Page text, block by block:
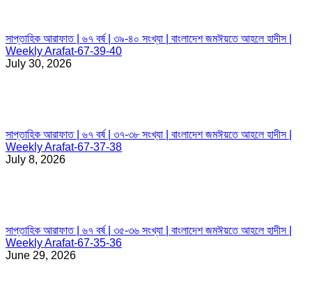
সাপ্তাহিক আরাফাত | ৬৭ বর্ষ | ৩৯-৪০ সংখ্যা | বাংলাদেশ জমঈয়তে আহলে হাদীস |
Weekly Arafat-67-39-40
July 30, 2026
সাপ্তাহিক আরাফাত | ৬৭ বর্ষ | ৩৭-৩৮ সংখ্যা | বাংলাদেশ জমঈয়তে আহলে হাদীস |
Weekly Arafat-67-37-38
July 8, 2026
সাপ্তাহিক আরাফাত | ৬৭ বর্ষ | ৩৫-৩৬ সংখ্যা | বাংলাদেশ জমঈয়তে আহলে হাদীস |
Weekly Arafat-67-35-36
June 29, 2026